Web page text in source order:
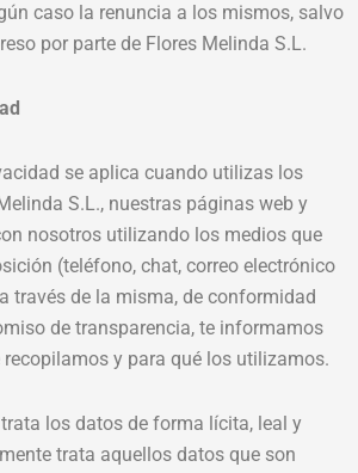
caso la renuncia a los mismos, salvo
por parte de Flores Melinda S.L.
se aplica cuando utilizas los
S.L., nuestras páginas web y
nosotros utilizando los medios que
(teléfono, chat, correo electrónico
través de la misma, de conformidad
de transparencia, te informamos
y para qué los utilizamos.
los datos de forma lícita, leal y
trata aquellos datos que son